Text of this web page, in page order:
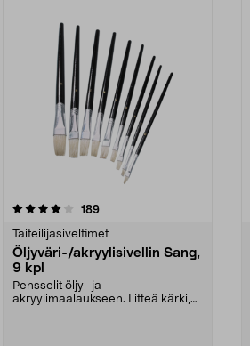
189arvostelut
Taiteilijasiveltimet
Öljyväri-/akryylisivellin Sang,
9 kpl
Pensselit öljy- ja
akryylimaalaukseen. Litteä kärki,
4.5 viidestä